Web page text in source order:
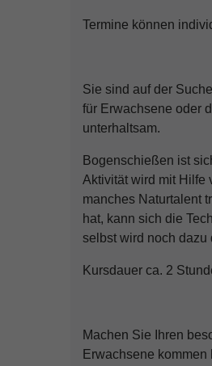
Termine können
Sie sind auf der
für Erwachsene oder
unterhaltsam.
Bogenschießen ist
Aktivität wird mit Hilfe
manches Naturtalent
hat, kann sich die
selbst wird noch dazu
Kursdauer ca. 2
Machen Sie Ihren
Erwachsene